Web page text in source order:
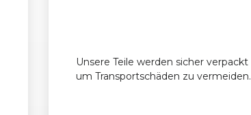
Unsere Teile werden sicher verpackt
um Transportschäden zu vermeiden.